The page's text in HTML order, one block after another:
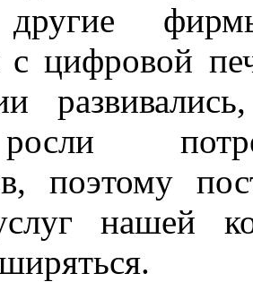
другие
с цифровой
поэтому
нашей